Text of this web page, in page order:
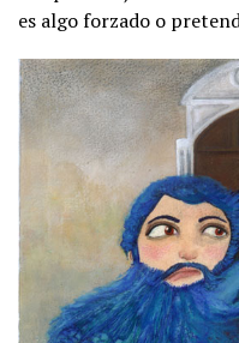
es algo forzado o